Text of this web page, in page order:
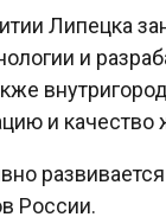
Липецка
и
и качество
России.